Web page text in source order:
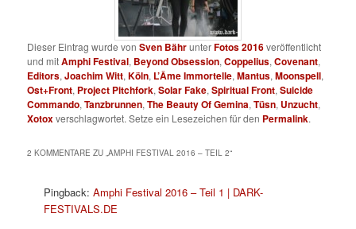
Dieser Eintrag wurde vonSven BährunterFotos 2016veröffentlicht
und mitAmphi Festival, Beyond Obsession,Coppelius,Covenant,
Editors,Joachim Witt,Köln, L’Âme Immortelle,Mantus,Moonspell,
Ost+Front, Project Pitchfork,Solar Fake,Spiritual Front,Suicide
Commando,Tanzbrunnen,The Beauty Of Gemina,Tüsn, Unzucht,
Xotoxverschlagwortet. Setze ein Lesezeichen für den Permalink.
2 KOMMENTARE ZU „AMPHI FESTIVAL 2016 – TEIL 2“
Pingback:Amphi Festival 2016 – Teil 1 | DARK-
FESTIVALS.DE